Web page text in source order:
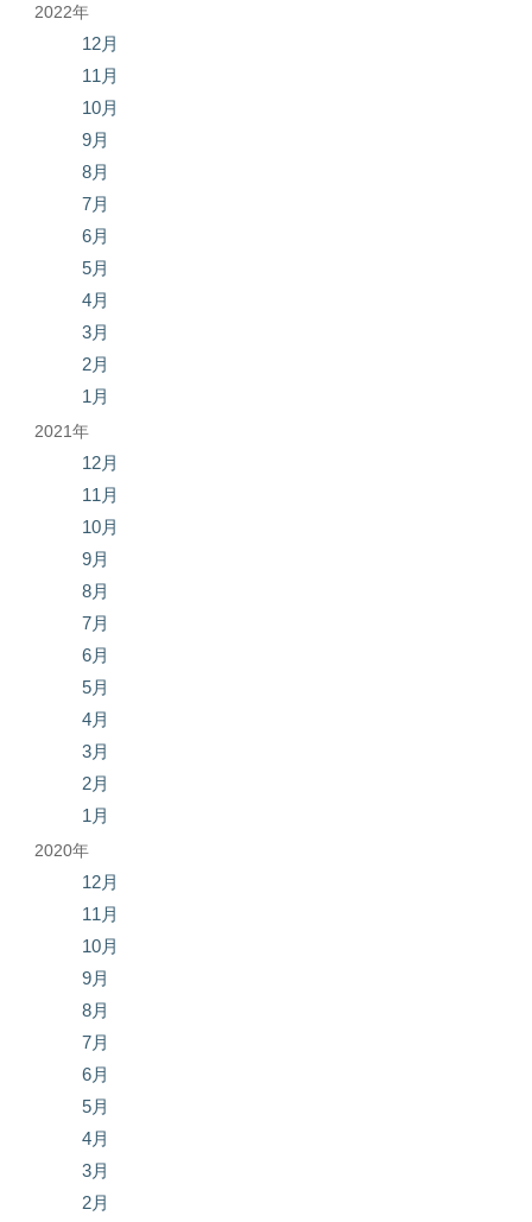
2022年
12月
11月
10月
9月
8月
7月
6月
5月
4月
3月
2月
1月
2021年
12月
11月
10月
9月
8月
7月
6月
5月
4月
3月
2月
1月
2020年
12月
11月
10月
9月
8月
7月
6月
5月
4月
3月
2月